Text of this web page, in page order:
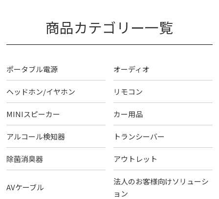
商品カテゴリー一覧
ポータブル電源 オーディオ
ヘッドホン/イヤホン リモコン
MINIスピーカー カー用品
アルコール検知器 トランシーバー
除菌消臭器 アウトレット
AVケーブル
法人のお客様向けソリューシ
ョン